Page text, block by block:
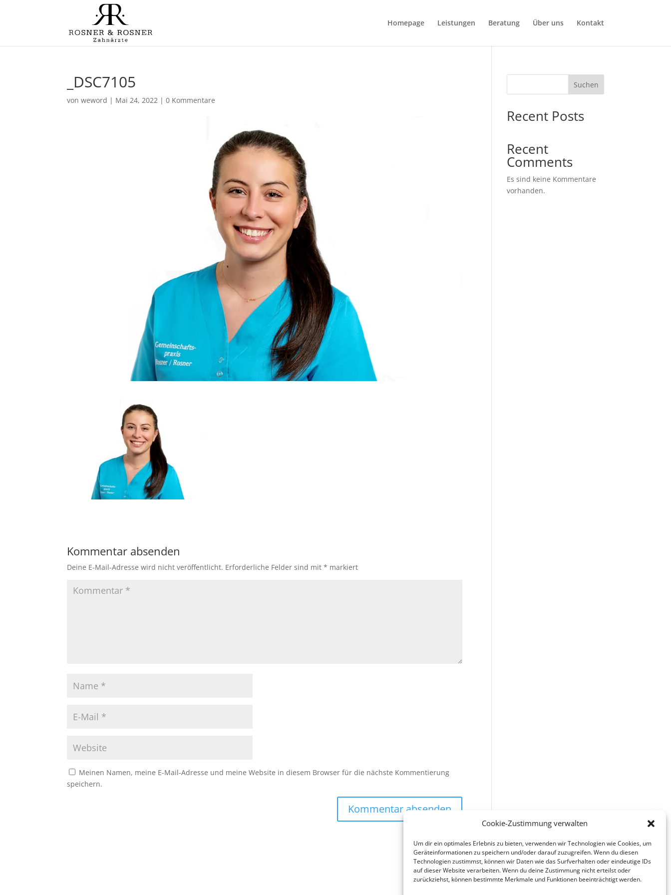
Cookie-Zustimmung verwalten
Um dir ein optimales Erlebnis zu bieten, verwenden wir Technologien wie Cookies, um
Geräteinformationen zu speichern und/oder darauf zuzugreifen. Wenn du diesen
Technologien zustimmst, können wir Daten wie das Surfverhalten oder eindeutige IDs
auf dieser Website verarbeiten. Wenn du deine Zustimmung nicht erteilst oder
zurückziehst, können bestimmte Merkmale und Funktionen beeinträchtigt werden.
Homepage Leistungen Beratung Über uns Kontakt
_DSC7105
vonweword | Mai 24, 2022 |0 Kommentare
Kommentar absenden
Deine E-Mail-Adresse wird nicht veröffentlicht. Erforderliche Felder sind mit* markiert
Meinen Namen, meine E-Mail-Adresse und meine Website in diesem Browser für die nächste Kommentierung
speichern.
Suchen
Recent Posts
Recent
Comments
Es sind keine Kommentare
vorhanden.